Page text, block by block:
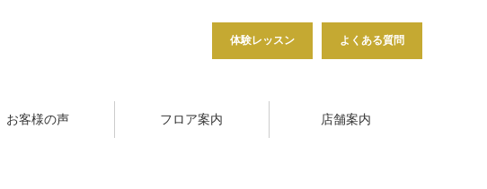
体験レッスン よくある質問
お客様の声 フロア案内 店舗案内